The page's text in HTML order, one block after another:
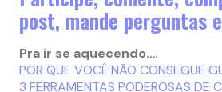
post, mande perguntas
Pra ir se aquecendo….
POR QUE VOCÊ NÃO CONSEGUE
3 FERRAMENTAS PODEROSAS DE